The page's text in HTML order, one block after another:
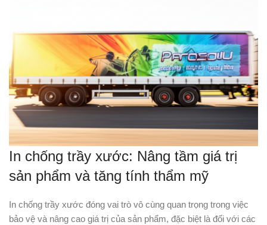
In chống trầy xước: Nâng tầm giá trị
sản phẩm và tăng tính thẩm mỹ
In chống trầy xước đóng vai trò vô cùng quan trọng trong việc
bảo vệ và nâng cao giá trị của sản phẩm, đặc biệt là đối với các